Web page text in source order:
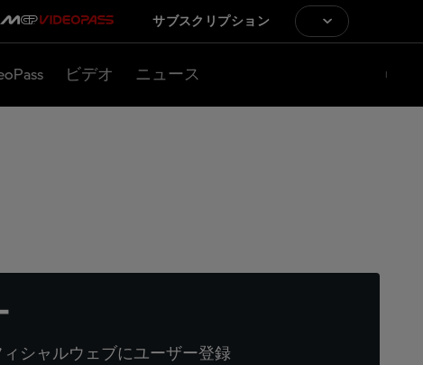
サブスクリプション
ビデオ ニュース
シャルウェブにユーザー登録